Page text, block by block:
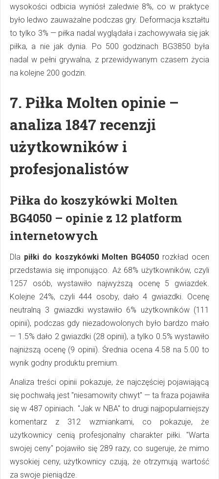
wysokości odbicia wyniósł zaledwie 8%, co w praktyce
było ledwo zauważalne podczas gry. Deformacja kształtu
to tylko 3% — piłka nadal wyglądała i zachowywała się jak
piłka, a nie jak dynia. Po 500 godzinach BG3850 była
nadal w pełni grywalna, z przewidywanym czasem życia
na kolejne 200 godzin.
7. Piłka Molten opinie –
analiza 1847 recenzji
użytkowników i
profesjonalistów
Piłka do koszykówki Molten
BG4050 – opinie z 12 platform
internetowych
Dla piłki do koszykówki Molten BG4050 rozkład ocen
przedstawia się imponująco. Aż 68% użytkowników, czyli
1257 osób, wystawiło najwyższą ocenę 5 gwiazdek.
Kolejne 24%, czyli 444 osoby, dało 4 gwiazdki. Ocenę
neutralną 3 gwiazdki wystawiło 6% użytkowników (111
opinii), podczas gdy niezadowolonych było bardzo mało
— 1.5% dało 2 gwiazdki (28 opinii), a tylko 0.5% wystawiło
najniższą ocenę (9 opinii). Średnia ocena 4.58 na 5.00 to
wynik godny produktu premium.
Analiza treści opinii pokazuje, że najczęściej pojawiającą
się pochwałą jest "niesamowity chwyt" — ta fraza pojawiła
się w 487 opiniach. "Jak w NBA" to drugi najpopularniejszy
komentarz z 312 wzmiankami, co pokazuje, że
użytkownicy cenią profesjonalny charakter piłki. "Warta
swojej ceny" pojawiło się 289 razy, co sugeruje, że mimo
wysokiej ceny, użytkownicy czują, że otrzymują wartość
za swoje pieniądze.